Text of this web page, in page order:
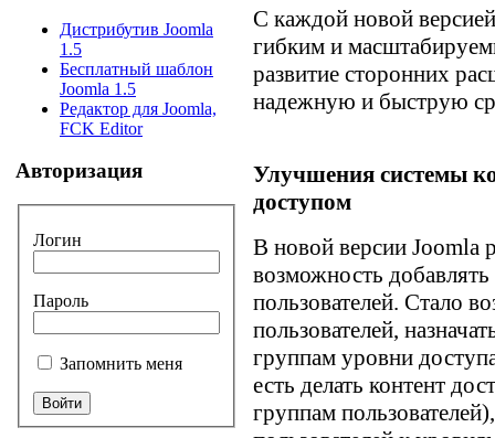
Дистрибутив Joomla
1.5
Бесплатный шаблон
Joomla 1.5
Редактор для Joomla,
FCK Editor
Авторизация
Логин
Пароль
Запомнить меня
С каждой новой
гибким и
развитие сторонних
надежную и быструю
Улучшения системы
доступом
В новой версии Joomla
возможность
пользователей. Стало
пользователей,
группам уровни
есть делать контент
группам